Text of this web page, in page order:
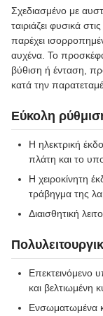
Σχεδιασμένο με
ταιριάζει φυσικά
παρέχει
αυχένα. Το
βύθιση ή ένταση,
κατά την
Εύκολη
Η ηλεκτρική
πλάτη και το
Η χειροκίνητη
τράβηγμα της
Διαισθητική
Επεκτεινόμενο
και βελτιωμένη
Ενσωματωμένα